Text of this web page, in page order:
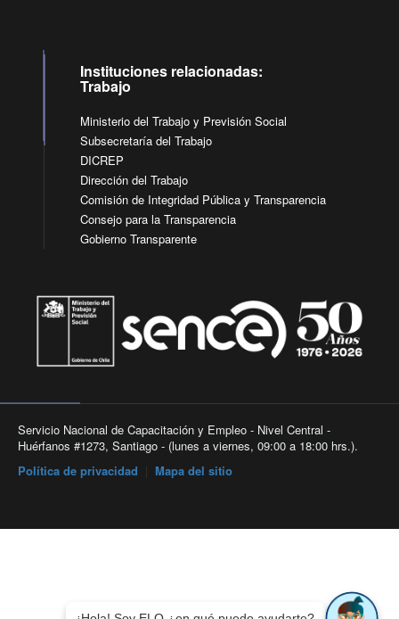
Instituciones relacionadas:
Trabajo
Ministerio del Trabajo y Previsión Social
Subsecretaría del Trabajo
DICREP
Dirección del Trabajo
Comisión de Integridad Pública y Transparencia
Consejo para la Transparencia
Gobierno Transparente
Servicio Nacional de Capacitación y Empleo - Nivel Central -
Huérfanos #1273, Santiago - (lunes a viernes, 09:00 a 18:00 hrs.).
Política de privacidad
Mapa del sitio